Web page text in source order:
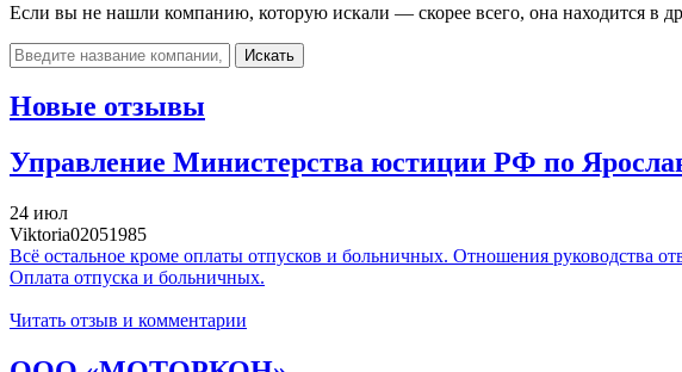
Если вы не нашли компанию, которую искали — скорее всего, она находится в
Искать
Новые отзывы
Управление Министерства юстиции РФ по
24 июл
Viktoria02051985
Всё остальное кроме оплаты отпусков и больничных. Отношения руководства
Оплата отпуска и больничных.
Читать отзыв и комментарии